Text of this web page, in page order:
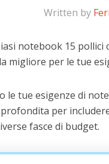
Written by
notebook 15 pollici
migliore per le tue
le tue esigenze di
per
fasce di budget.